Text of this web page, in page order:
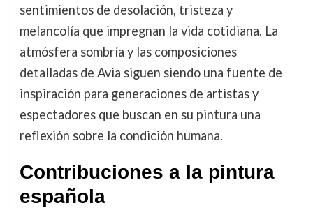
sentimientos de desolación, tristeza y
melancolía que impregnan la vida cotidiana. La
atmósfera sombría y las composiciones
detalladas de Avia siguen siendo una fuente de
inspiración para generaciones de artistas y
espectadores que buscan en su pintura una
reflexión sobre la condición humana.
Contribuciones a la pintura
española